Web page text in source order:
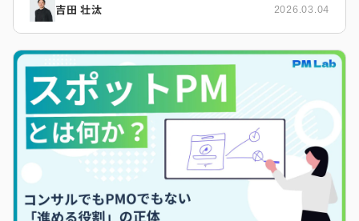
吉田 壮汰 2026.03.04